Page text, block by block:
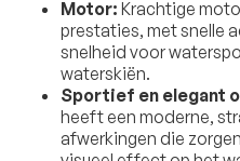
Motor: Krachtige
prestaties, met snelle
snelheid voor
waterskiën.
Sportief en elegant
heeft een moderne,
afwerkingen die